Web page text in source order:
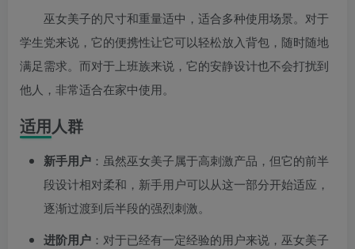
巫女美子的尺寸和重量适中，适合多种使用场景。对于
学生党来说，它的便携性让它可以轻松放入背包，随时随地
满足需求。而对于上班族来说，它的安静设计也不会打扰到
他人，非常适合在家中使用。
适用人群
新手用户 ：虽然巫女美子属于高刺激产品，但它的前半
段设计相对柔和，新手用户可以从这一部分开始适应，
逐渐过渡到后半段的强烈刺激。
进阶用户 ：对于已经有一定经验的用户来说，巫女美子